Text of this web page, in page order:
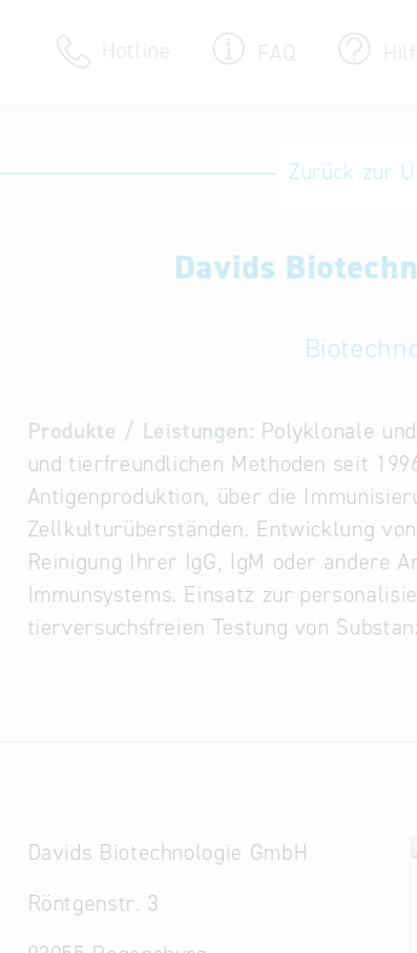
Hotline FAQ
Eintrag ändern / löschen
Aktualisieren Sie Ihren
Internationale
Zurück zur
Davids
Produkte / Leistungen: Polyklonale
und tierfreundlichen Methoden seit
Antigenproduktion, über die
Zellkulturüberständen. Entwicklung
Reinigung Ihrer IgG, IgM oder andere
Immunsystems. Einsatz zur
tierversuchsfreien Testung von
Davids Biotechnologie GmbH
Röntgenstr. 3